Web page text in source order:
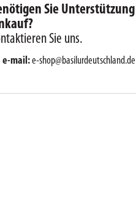
Sie
Sie uns.
e-mail:e-shop@basilurdeutschland.de